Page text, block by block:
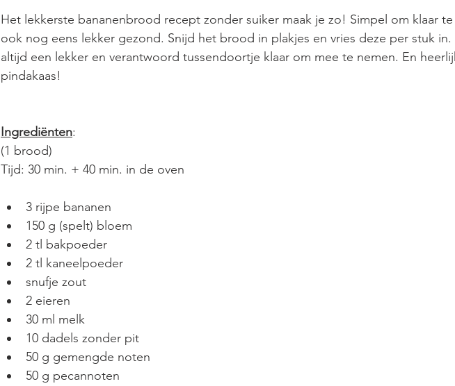
Het lekkerste bananenbrood recept zonder suiker maak je zo! Simpel om klaar
ook nog eens lekker gezond. Snijd het brood in plakjes en vries deze per stuk
altijd een lekker en verantwoord tussendoortje klaar om mee te nemen. En
pindakaas!
Ingrediënten:
(1 brood)
Tijd: 30 min. + 40 min. in de oven
3 rijpe bananen
150 g (spelt) bloem
2 tl bakpoeder
2 tl kaneelpoeder
snufje zout
2 eieren
30 ml melk
10 dadels zonder pit
50 g gemengde noten
50 g pecannoten